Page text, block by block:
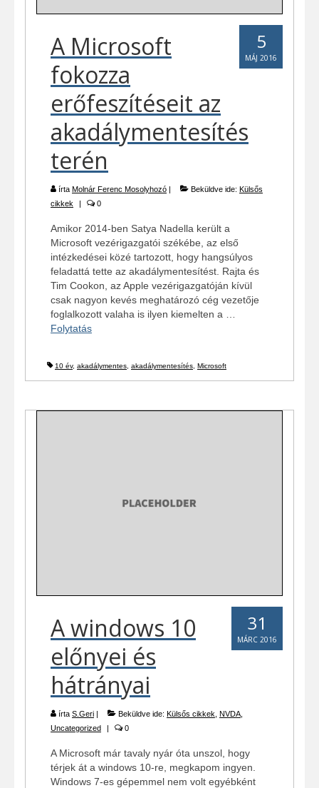
5
MÁJ 2016
A Microsoft
fokozza
erőfeszítéseit az
akadálymentesítés
terén
írta Molnár Ferenc Mosolyhozó Beküldve ide: Külsős
cikkek
0
Amikor 2014-ben Satya Nadella került a
Microsoft vezérigazgatói székébe, az első
intézkedései közé tartozott, hogy hangsúlyos
feladattá tette az akadálymentesítést. Rajta és
Tim Cookon, az Apple vezérigazgatóján kívül
csak nagyon kevés meghatározó cég vezetője
foglalkozott valaha is ilyen kiemelten a …
Folytatás
10 év, akadálymentes, akadálymentesítés, Microsoft
31
MÁRC 2016
A windows 10
előnyei és
hátrányai
írta S.Geri Beküldve ide: Külsős cikkek, NVDA,
Uncategorized
0
A Microsoft már tavaly nyár óta unszol, hogy
térjek át a windows 10-re, megkapom ingyen.
Windows 7-es gépemmel nem volt egyébként